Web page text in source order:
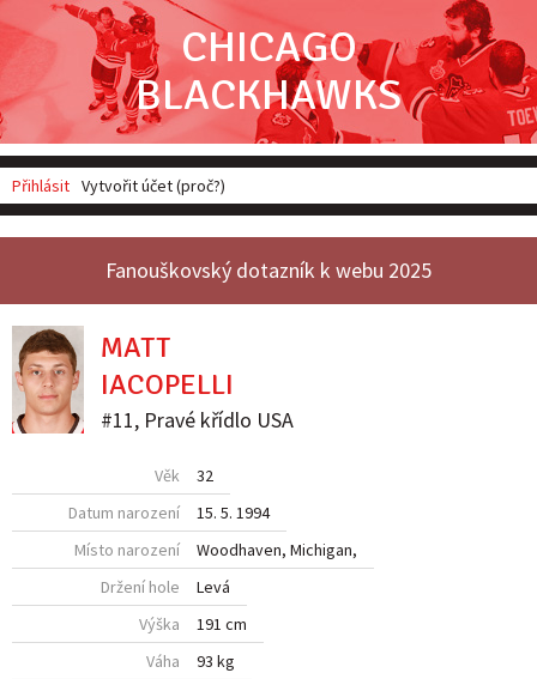
CHICAGO
BLACKHAWKS
Přihlásit Vytvořit účet (proč?)
Fanouškovský dotazník k webu 2025
MATT
IACOPELLI
#11, Pravé křídlo USA
Věk
32
Datum narození
15. 5. 1994
Místo narození
Woodhaven, Michigan,
Držení hole
Levá
Výška
191 cm
Váha
93 kg